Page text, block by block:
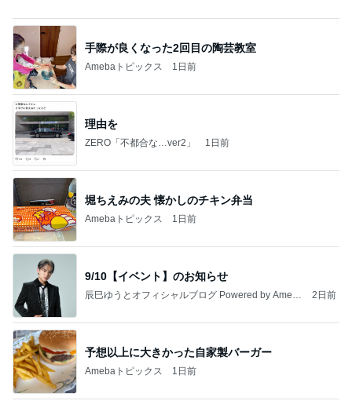
手際が良くなった2回目の陶芸教室
Amebaトピックス 1日前
理由を
ZERO「不都合な…ver2」 1日前
堀ちえみの夫 懐かしのチキン弁当
Amebaトピックス 1日前
9/10【イベント】のお知らせ
辰巳ゆうとオフィシャルブログ Powered by Ameb
2日前
予想以上に大きかった自家製バーガー
Amebaトピックス 1日前